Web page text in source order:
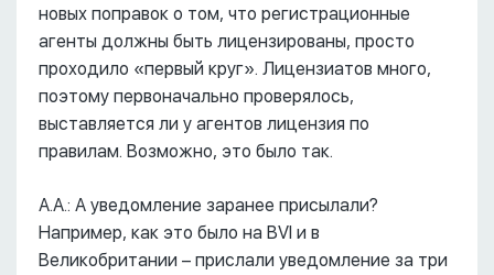
новых поправок о том, что регистрационные
агенты должны быть лицензированы, просто
проходило «первый круг». Лицензиатов много,
поэтому первоначально проверялось,
выставляется ли у агентов лицензия по
правилам. Возможно, это было так.
А.А.: А уведомление заранее присылали?
Например, как это было на BVI и в
Великобритании – прислали уведомление за три